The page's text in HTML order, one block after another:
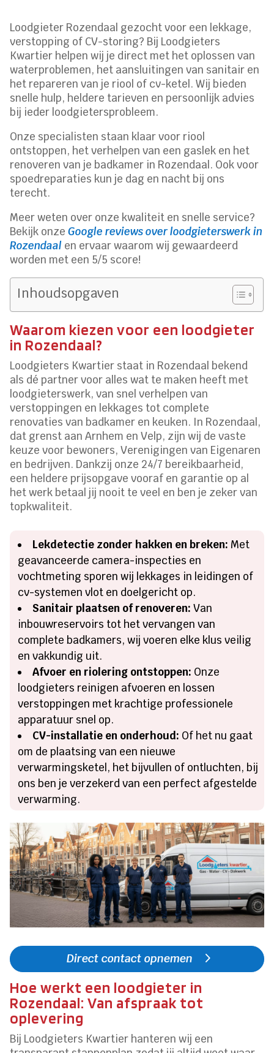
Loodgieter Rozendaal gezocht voor een lekkage,
verstopping of CV-storing? Bij Loodgieters
Kwartier helpen wij je direct met het oplossen van
waterproblemen, het aansluitingen van sanitair en
het repareren van je riool of cv-ketel. Wij bieden
snelle hulp, heldere tarieven en persoonlijk advies
bij ieder loodgietersprobleem.
Onze specialisten staan klaar voor riool
ontstoppen, het verhelpen van een gaslek en het
renoveren van je badkamer in Rozendaal. Ook voor
spoedreparaties kun je dag en nacht bij ons
terecht.
Meer weten over onze kwaliteit en snelle service?
Bekijk onzeGoogle reviews over loodgieterswerk in
Rozendaal en ervaar waarom wij gewaardeerd
worden met een 5/5 score!
Inhoudsopgaven
Waarom kiezen voor een loodgieter
in Rozendaal?
Loodgieters Kwartier staat in Rozendaal bekend
als dé partner voor alles wat te maken heeft met
loodgieterswerk, van snel verhelpen van
verstoppingen en lekkages tot complete
renovaties van badkamer en keuken. In Rozendaal,
dat grenst aan Arnhem en Velp, zijn wij de vaste
keuze voor bewoners, Verenigingen van Eigenaren
en bedrijven. Dankzij onze 24/7 bereikbaarheid,
een heldere prijsopgave vooraf en garantie op al
het werk betaal jij nooit te veel en ben je zeker van
topkwaliteit.
Lekdetectie zonder hakken en breken: Met
geavanceerde camera-inspecties en
vochtmeting sporen wij lekkages in leidingen of
cv-systemen vlot en doelgericht op.
Sanitair plaatsen of renoveren: Van
inbouwreservoirs tot het vervangen van
complete badkamers, wij voeren elke klus veilig
en vakkundig uit.
Afvoer en riolering ontstoppen: Onze
loodgieters reinigen afvoeren en lossen
verstoppingen met krachtige professionele
apparatuur snel op.
CV-installatie en onderhoud: Of het nu gaat
om de plaatsing van een nieuwe
verwarmingsketel, het bijvullen of ontluchten, bij
ons ben je verzekerd van een perfect afgestelde
verwarming.
Direct contact opnemen
Hoe werkt een loodgieter in
Rozendaal: Van afspraak tot
oplevering
Bij Loodgieters Kwartier hanteren wij een